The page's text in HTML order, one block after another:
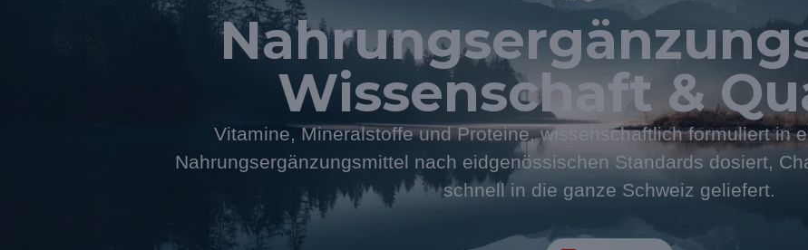
Wissenschaft &
Vitamine, Mineralstoffe und Proteine, wissenschaftlich formuliert in
Nahrungsergänzungsmittel nach eidgenössischen Standards dosiert,
schnell in die ganze Schweiz geliefert.